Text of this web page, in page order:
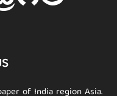
of India region Asia.